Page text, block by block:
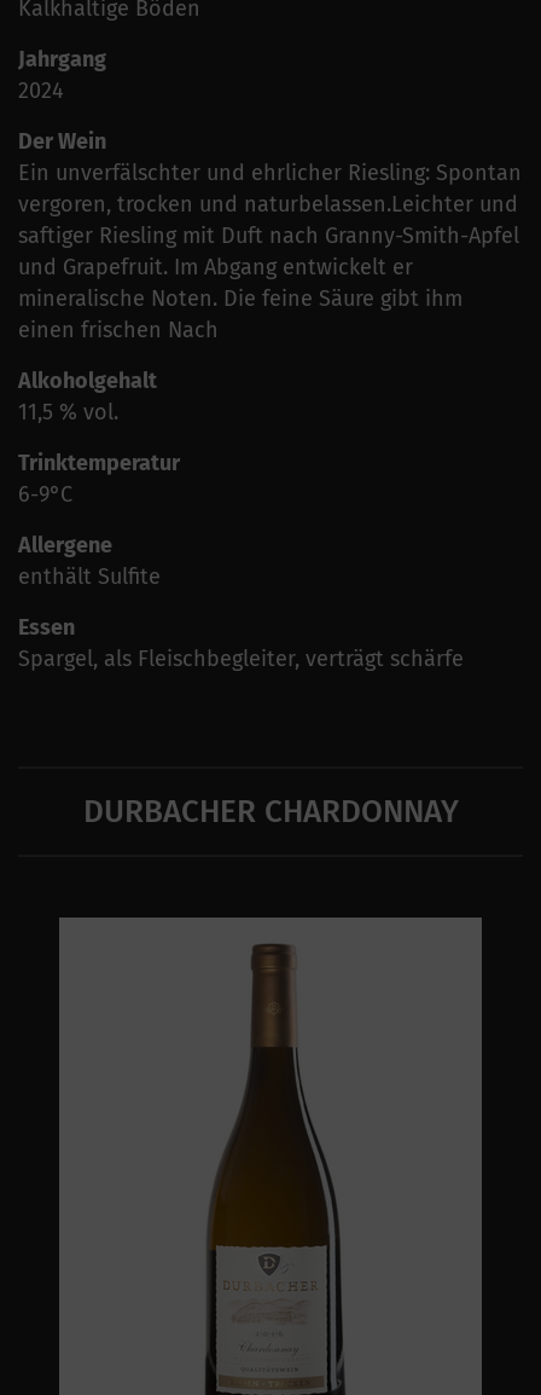
Kalkhaltige Böden
Jahrgang
2024
Der Wein
Ein unverfälschter und ehrlicher Riesling: Spontan
vergoren, trocken und naturbelassen.Leichter und
saftiger Riesling mit Duft nach Granny-Smith-Apfel
und Grapefruit. Im Abgang entwickelt er
mineralische Noten. Die feine Säure gibt ihm
einen frischen Nach
Alkoholgehalt
11,5 % vol.
Trinktemperatur
6-9°C
Allergene
enthält Sulfite
Essen
Spargel, als Fleischbegleiter, verträgt schärfe
DURBACHER CHARDONNAY